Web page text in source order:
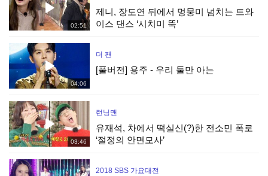
02:51
제니, 장도연 뒤에서 멍뭉미 넘치는 트와
이스 댄스 ‘시치미 뚝’
04:06
더 팬
[풀버전] 용주 - 우리 둘만 아는
03:46
런닝맨
유재석, 차에서 떡실신(?)한 전소민 폭로
‘절정의 안면모사’
2018 SBS 가요대전